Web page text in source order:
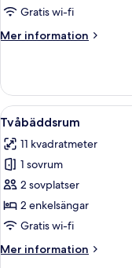
Gratis wi-fi
Mer information
Mer
dubbelrum
Öppna
alla
foton
för
Tvåbäddsrum
7
Tvåbäddsrum
11 kvadratmeter
1 sovrum
2 sovplatser
2 enkelsängar
Gratis wi-fi
Mer information
Mer